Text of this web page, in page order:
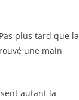
plus tard que la
une main
autant la